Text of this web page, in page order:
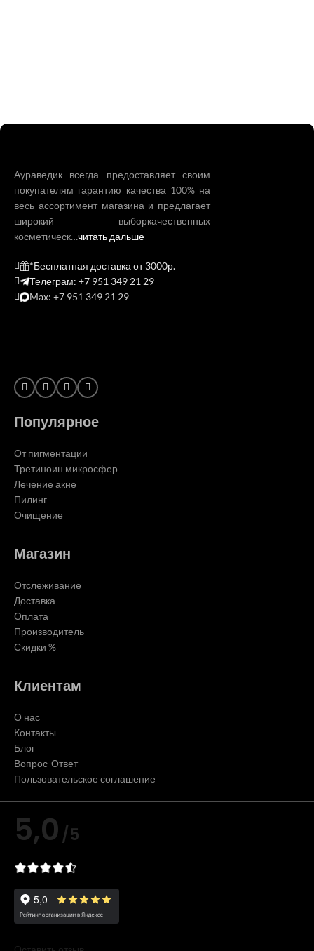
Аураведик всегда предоставляет своим
покупателям гарантию качества 100% на
весь ассортимент магазина и предлагает
широкий выборкачественных
косметическ…читать дальше
*Бесплатная доставка от 3000р.
Телеграм: +7 951 349 21 29
Max: +7 951 349 21 29
Популярное
От пигментации
Третиноин микросфер
Лечение акне
Пилинг
Очищение
Магазин
Отслеживание
Доставка
Оплата
Производитель
Скидки %
Клиентам
О нас
Контакты
Блог
Вопрос-Ответ
Пользовательское соглашение
5,0 /5